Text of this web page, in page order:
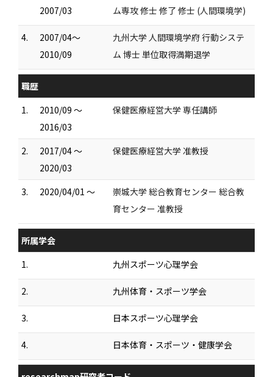
2007/03
ム専攻 修士 修了 修士 (人間環境学)
4.
2007/04～
2010/09
九州大学 人間環境学府 行動システ
ム 博士 単位取得満期退学
職歴
1.
2010/09 ～
2016/03
保健医療経営大学 専任講師
2.
2017/04 ～
2020/03
保健医療経営大学 准教授
3. 2020/04/01 ～
崇城大学 総合教育センター 総合教
育センター 准教授
所属学会
1.
九州スポーツ心理学会
2. 九州体育・スポーツ学会
3. 日本スポーツ心理学会
4. 日本体育・スポーツ・健康学会